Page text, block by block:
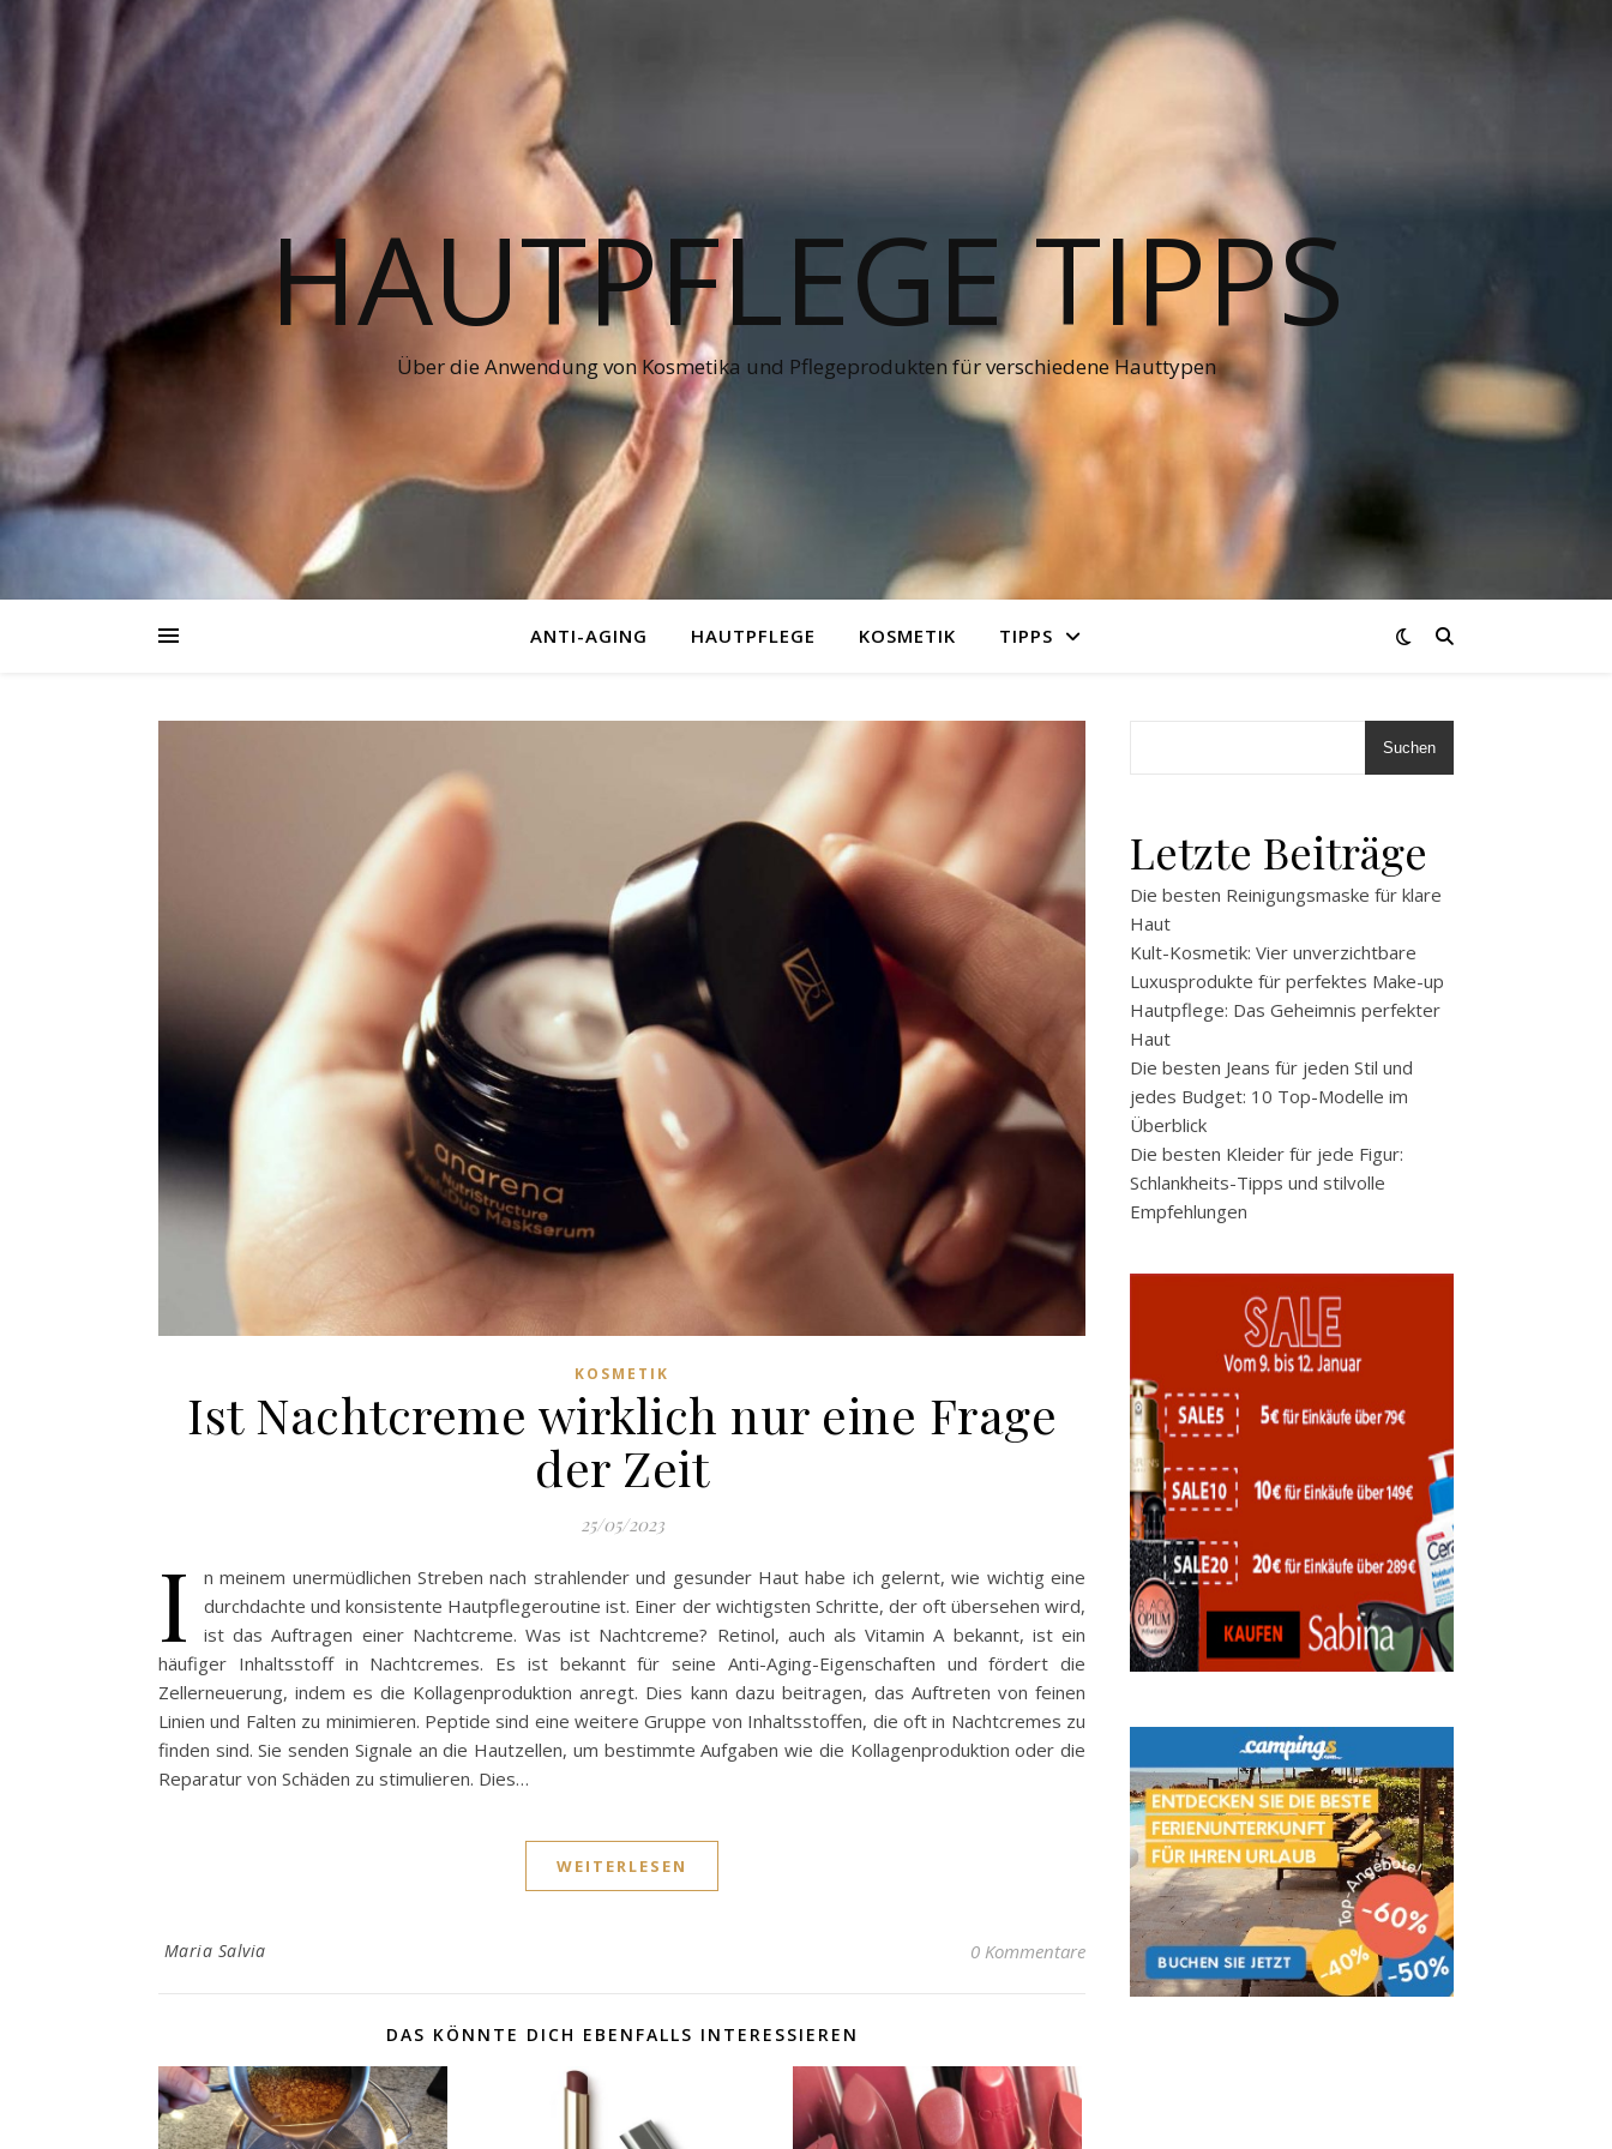
HAUTPFLEGE TIPPS
Über die Anwendung von Kosmetika und Pflegeprodukten für verschiedene Hauttypen
ANTI-AGING HAUTPFLEGE KOSMETIK TIPPS
KOSMETIK
Ist Nachtcreme wirklich nur eine Frage
der Zeit
25/05/2023
I
n meinem unermüdlichen Streben nach strahlender und gesunder Haut habe ich gelernt, wie wichtig eine
durchdachte und konsistente Hautpflegeroutine ist. Einer der wichtigsten Schritte, der oft übersehen wird,
ist das Auftragen einer Nachtcreme. Was ist Nachtcreme? Retinol, auch als Vitamin A bekannt, ist ein
häufiger Inhaltsstoff in Nachtcremes. Es ist bekannt für seine Anti-Aging-Eigenschaften und fördert die
Zellerneuerung, indem es die Kollagenproduktion anregt. Dies kann dazu beitragen, das Auftreten von feinen
Linien und Falten zu minimieren. Peptide sind eine weitere Gruppe von Inhaltsstoffen, die oft in Nachtcremes zu
finden sind. Sie senden Signale an die Hautzellen, um bestimmte Aufgaben wie die Kollagenproduktion oder die
Reparatur von Schäden zu stimulieren. Dies…
WEITERLESEN
Maria Salvia 0 Kommentare
DAS KÖNNTE DICH EBENFALLS INTERESSIEREN
Suchen
Letzte Beiträge
Die besten Reinigungsmaske für klare
Haut
Kult-Kosmetik: Vier unverzichtbare
Luxusprodukte für perfektes Make-up
Hautpflege: Das Geheimnis perfekter
Haut
Die besten Jeans für jeden Stil und
jedes Budget: 10 Top-Modelle im
Überblick
Die besten Kleider für jede Figur:
Schlankheits-Tipps und stilvolle
Empfehlungen